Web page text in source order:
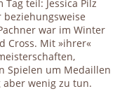
teil: Jessica Pilz
beziehungsweise
war im Winter
Cross. Mit »ihrer«
Spielen um Medaillen
wenig zu tun.